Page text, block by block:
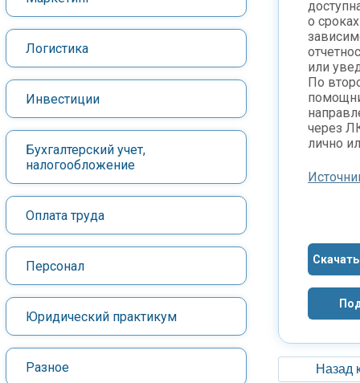
Логистика
Инвестиции
Бухгалтерский учет,
налогообложение
Оплата труда
Персонал
Юридический практикум
Разное
о
или
По
через
лично
Назад